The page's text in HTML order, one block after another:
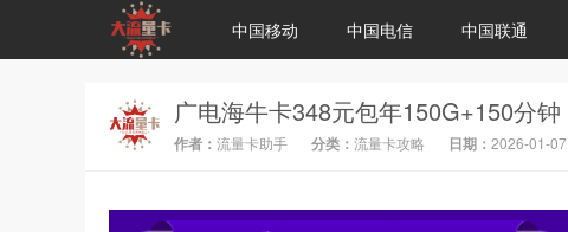
中国移动 中国电信 中国联通
作者： 流量卡助手 分类： 流量卡攻略 日期： 2026-01-07